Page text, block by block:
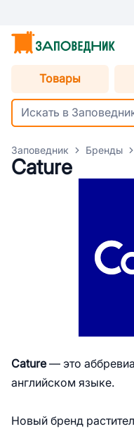
Товары
Заповедник Бренды
Cature
Cature— это
английском языке.
Новый бренд